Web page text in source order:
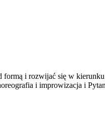
formą i rozwijać się w
i improwizacja i